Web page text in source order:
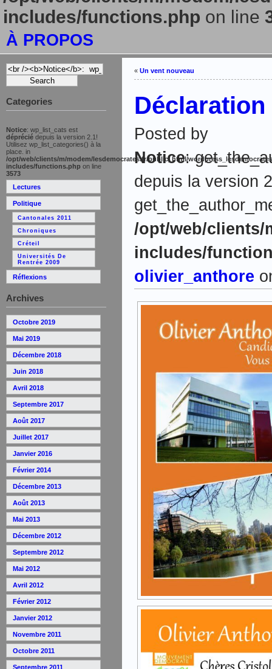
includes/functions.php on line
À PROPOS
Categories
Notice: wp_list_cats est
déprécié depuis la version 2.1!
Utilisez wp_list_categories() à la
place. in
/opt/web/clients/m/modem/lesdemocrates.fr/public_html/
includes/functions.php on line
3573
Lectures
Politique
Cantonales 2011
Chroniques
Créteil
Universités De
Rentrée 2009
Réflexions
Archives
Octobre 2019
Mai 2019
Décembre 2018
Juin 2018
Avril 2018
Septembre 2017
Août 2017
Juillet 2017
Janvier 2016
Février 2014
Décembre 2013
Août 2013
Mai 2013
Décembre 2012
Septembre 2012
Mai 2012
Avril 2012
Février 2012
Janvier 2012
Novembre 2011
Octobre 2011
Septembre 2011
« Un vent nouveau
Posted by
Notice:
depuis la version
/opt/web/clients/
includes/
olivier_anthore